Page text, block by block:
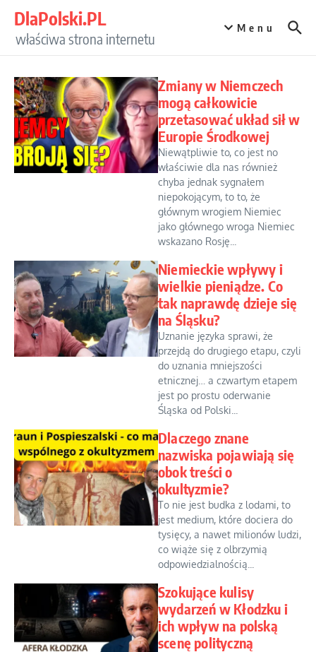
DlaPolski.PL
właściwa strona internetu
Menu
Zmiany w Niemczech
mogą całkowicie
przetasować układ sił w
Europie Środkowej
Niewątpliwie to, co jest no
właściwie dla nas również
chyba jednak sygnałem
niepokojącym, to to, że
głównym wrogiem Niemiec
jako głównego wroga Niemiec
wskazano Rosję...
Niemieckie wpływy i
wielkie pieniądze. Co
tak naprawdę dzieje się
na Śląsku?
Uznanie języka sprawi, że
przejdą do drugiego etapu, czyli
do uznania mniejszości
etnicznej… a czwartym etapem
jest po prostu oderwanie
Śląska od Polski...
Dlaczego znane
nazwiska pojawiają się
obok treści o
okultyzmie?
To nie jest budka z lodami, to
jest medium, które dociera do
tysięcy, a nawet milionów ludzi,
co wiąże się z olbrzymią
odpowiedzialnością...
Szokujące kulisy
wydarzeń w Kłodzku i
ich wpływ na polską
scenę polityczną